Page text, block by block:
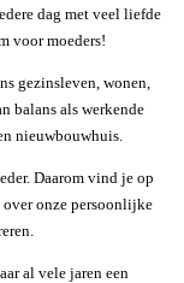
dag met veel liefde
voor moeders!
gezinsleven, wonen,
balans als werkende
nieuwbouwhuis.
Daarom vind je op
onze persoonlijke
al vele jaren een